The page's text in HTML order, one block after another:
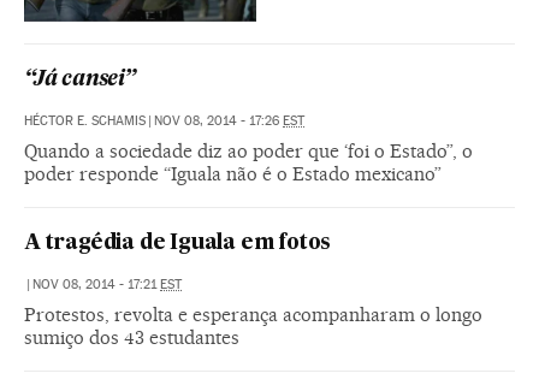
“Já cansei”
HÉCTOR E. SCHAMIS | NOV 08, 2014 - 17:26 EST
Quando a sociedade diz ao poder que ‘foi o Estado”, o
poder responde “Iguala não é o Estado mexicano”
A tragédia de Iguala em fotos
| NOV 08, 2014 - 17:21EST
Protestos, revolta e esperança acompanharam o longo
sumiço dos 43 estudantes